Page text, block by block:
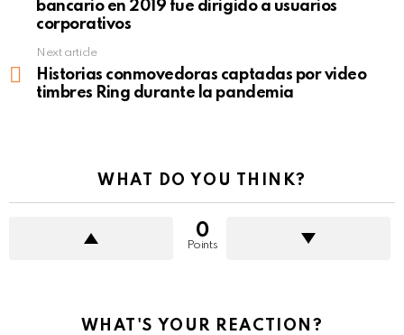
bancario en 2019 fue dirigido a usuarios
corporativos
Next article
Historias conmovedoras captadas por video
timbres Ring durante la pandemia
WHAT DO YOU THINK?
0
Points
WHAT'S YOUR REACTION?